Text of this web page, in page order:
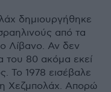
δημιουργήθηκε
από τα
Λίβανο. Αν δεν
του 80 ακόμα εκεί
Το 1978 εισέβαλε
η Χεζμπολάχ. Απορώ